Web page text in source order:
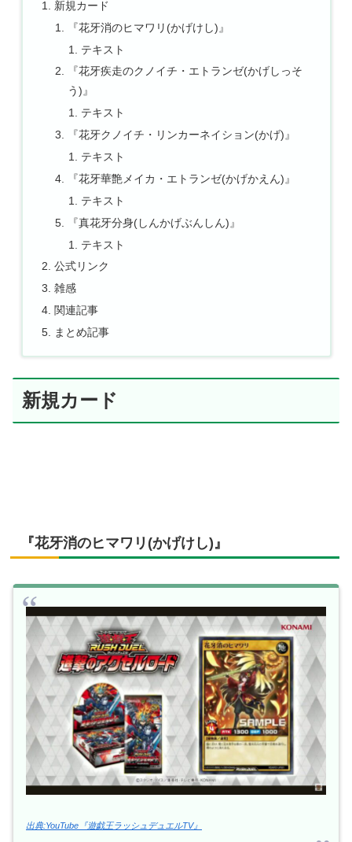
新規カード
『花牙消のヒマワリ(かげけし)』
テキスト
『花牙疾走のクノイチ・エトランゼ(かげしっそ
う)』
テキスト
『花牙クノイチ・リンカーネイション(かげ)』
テキスト
『花牙華艶メイカ・エトランゼ(かげかえん)』
テキスト
『真花牙分身(しんかげぶんしん)』
テキスト
公式リンク
雑感
関連記事
まとめ記事
新規カード
『花牙消のヒマワリ(かげけし)』
出典:YouTube『遊戯王ラッシュデュエルTV』